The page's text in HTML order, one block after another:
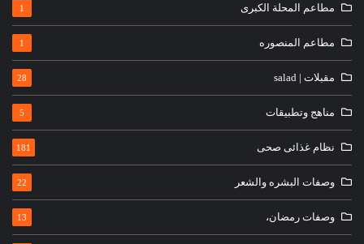
مطاعم المحلة الكبرى 1
مطاعم المنصوره 1
مقبلات | salad 28
مناهج وتطبيقات 5
نظام غذائى صحى 181
وصفات البشره والشعر 22
وصفات رمضان، 13